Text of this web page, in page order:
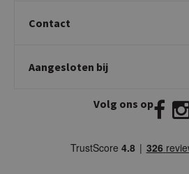
Contact
Twijnstraweg 2
info@kickcollection.nl
Aangesloten bij
Volg ons op